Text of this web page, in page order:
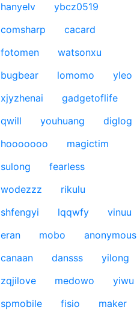
hanyelv
ybcz0519
comsharp
cacard
fotomen
watsonxu
bugbear
lomomo
yleo
xjyzhenai
gadgetoflife
qwill
youhuang
diglog
hooooooo
magictim
sulong
fearless
wodezzz
rikulu
shfengyi
lqqwfy
vinuu
eran
mobo
anonymous
canaan
dansss
yilong
zqjilove
medowo
yiwu
spmobile
fisio
maker